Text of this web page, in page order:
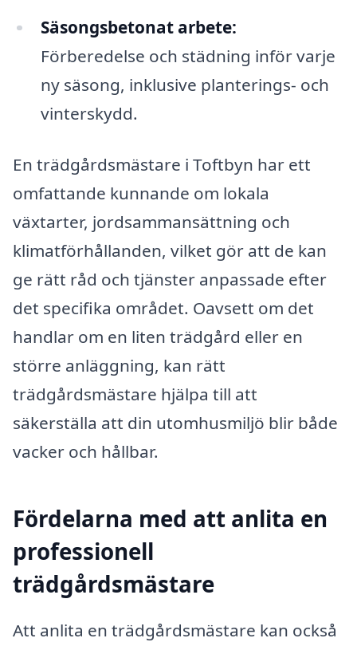
Säsongsbetonat arbete:
Förberedelse och städning inför varje
ny säsong, inklusive planterings- och
vinterskydd.
En trädgårdsmästare i Toftbyn har ett
omfattande kunnande om lokala
växtarter, jordsammansättning och
klimatförhållanden, vilket gör att de kan
ge rätt råd och tjänster anpassade efter
det specifika området. Oavsett om det
handlar om en liten trädgård eller en
större anläggning, kan rätt
trädgårdsmästare hjälpa till att
säkerställa att din utomhusmiljö blir både
vacker och hållbar.
Fördelarna med att anlita en
professionell
trädgårdsmästare
Att anlita en trädgårdsmästare kan också